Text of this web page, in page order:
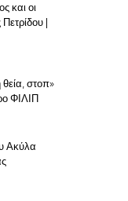
και οι
Πετρίδου |
στοπ»
ΦΙΛΙΠ
Ακύλα